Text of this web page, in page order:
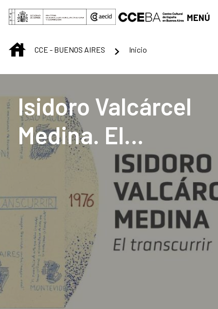
Saltar al contenido principal
MENÚ
INICIOCCE - BUENOS AIRES Inicio
Isidoro Valcárcel
Medina. El
transcurrir